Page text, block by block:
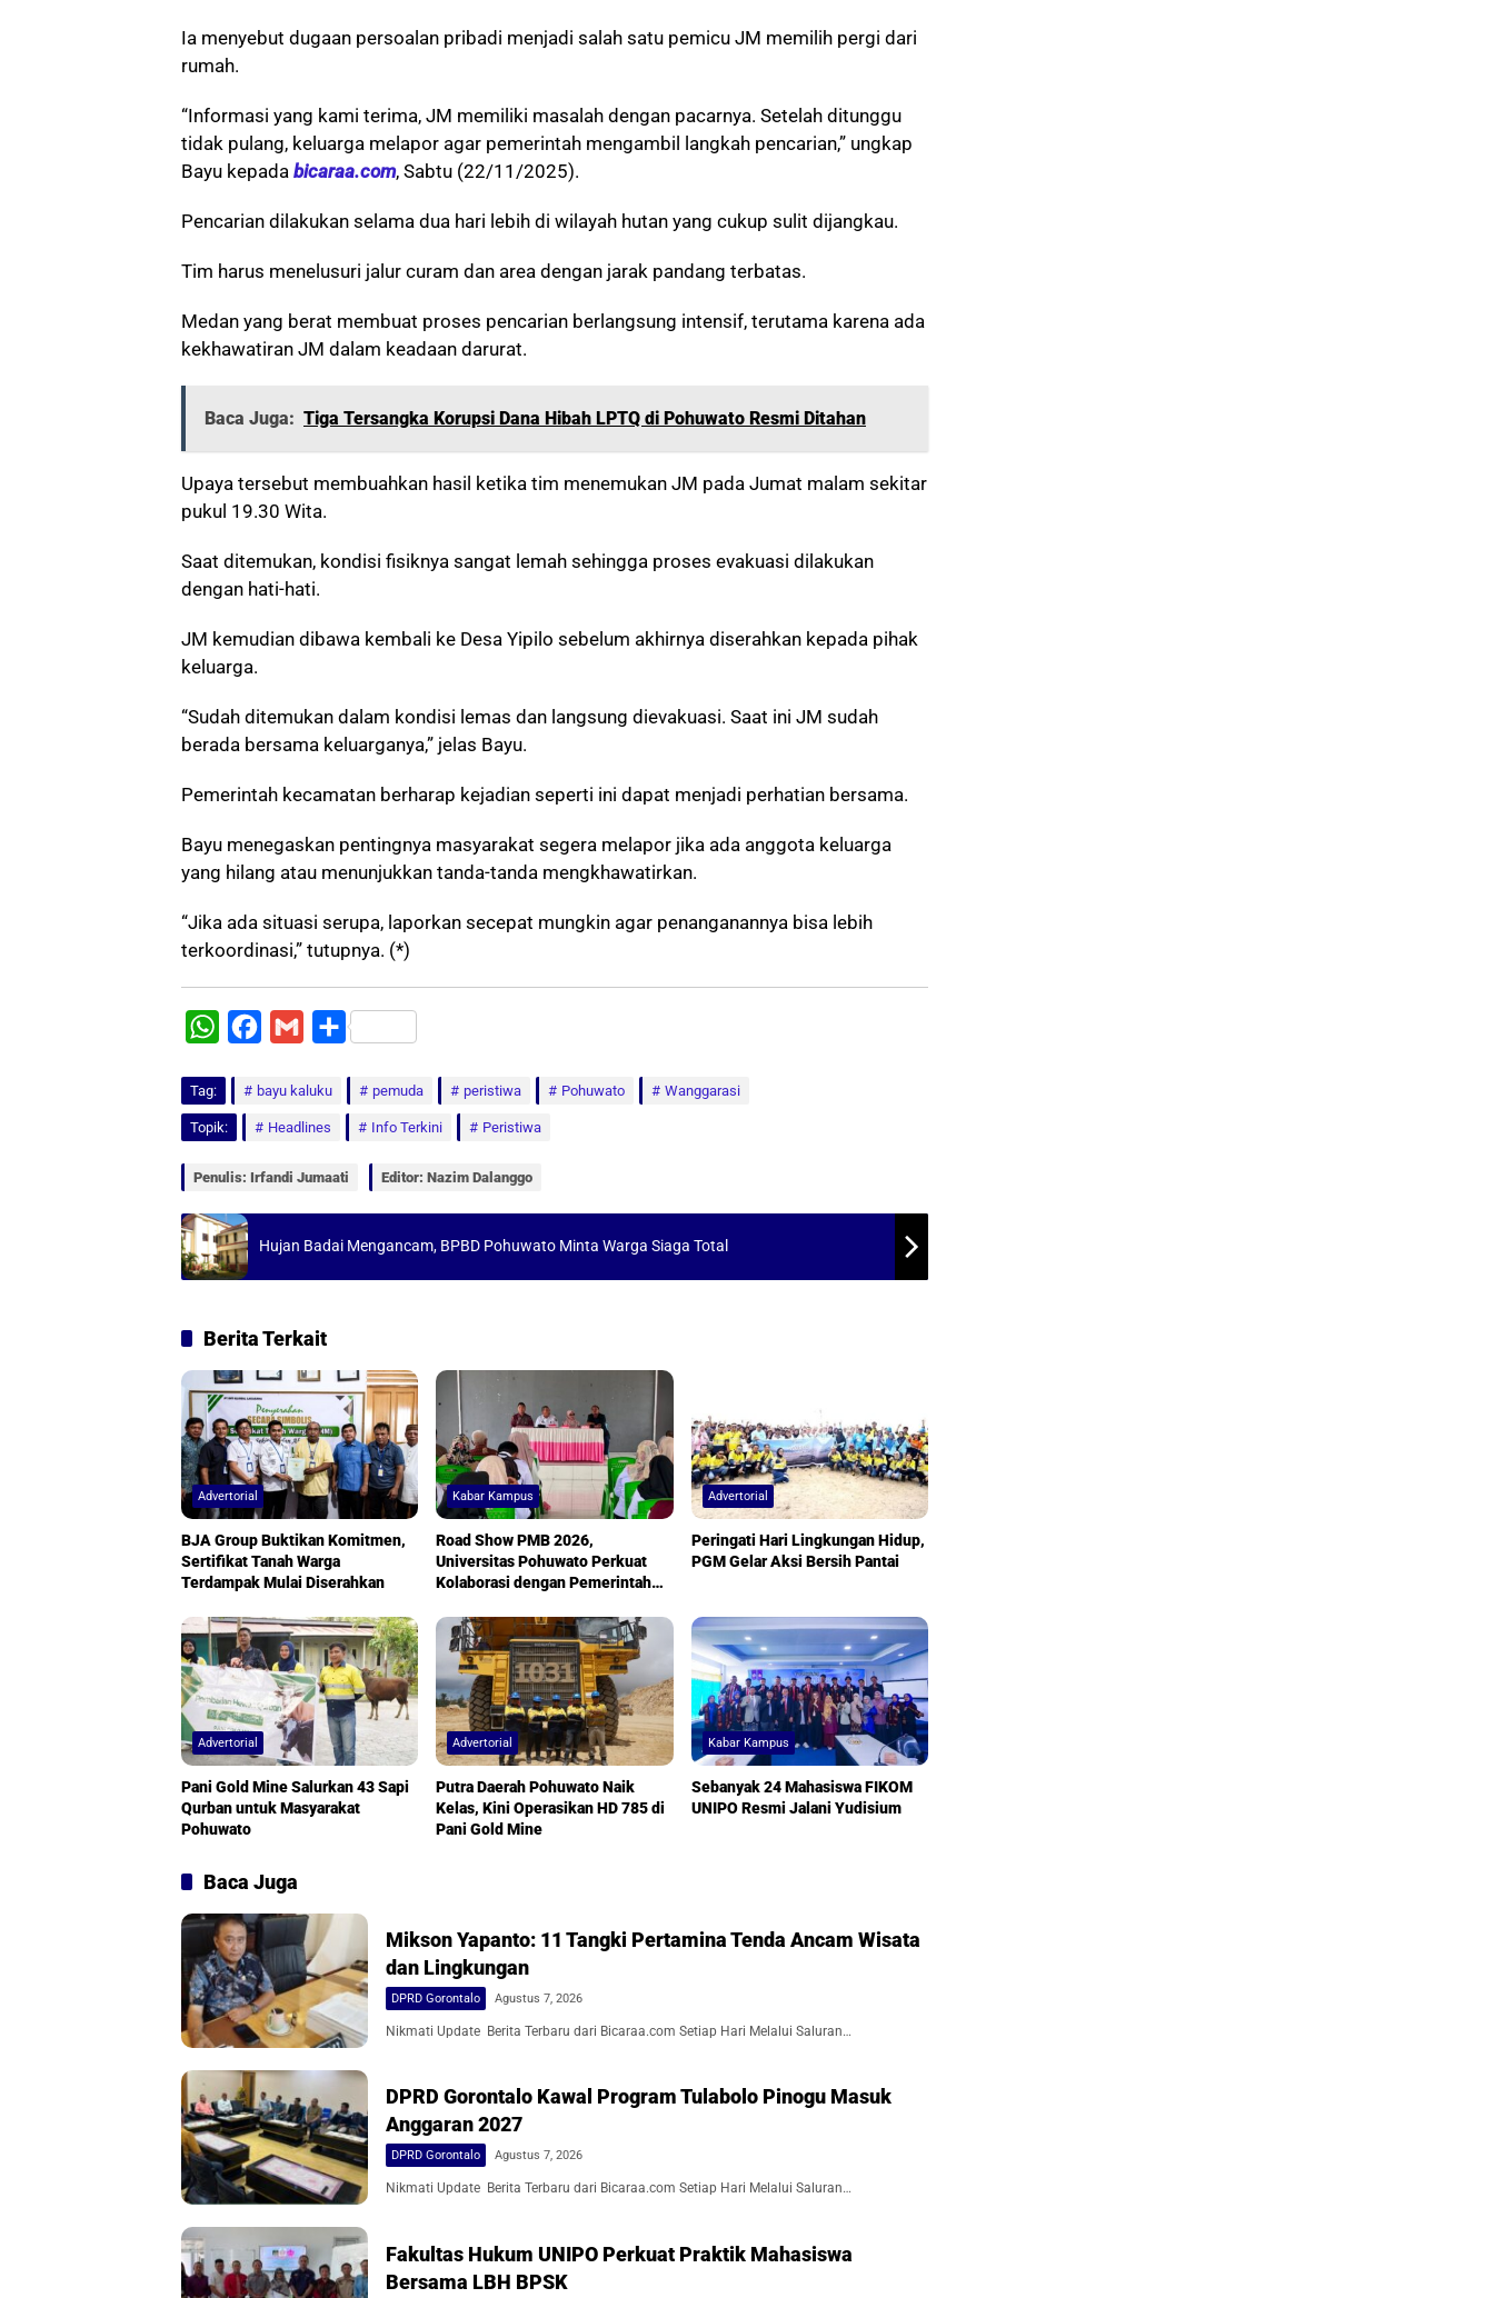
Ia menyebut dugaan persoalan pribadi menjadi salah satu pemicu JM memilih pergi dari
rumah.
“Informasi yang kami terima, JM memiliki masalah dengan pacarnya. Setelah ditunggu
tidak pulang, keluarga melapor agar pemerintah mengambil langkah pencarian,” ungkap
Bayu kepada bicaraa.com, Sabtu (22/11/2025).
Pencarian dilakukan selama dua hari lebih di wilayah hutan yang cukup sulit dijangkau.
Tim harus menelusuri jalur curam dan area dengan jarak pandang terbatas.
Medan yang berat membuat proses pencarian berlangsung intensif, terutama karena ada
kekhawatiran JM dalam keadaan darurat.
Baca Juga: Tiga Tersangka Korupsi Dana Hibah LPTQ di Pohuwato Resmi Ditahan
Upaya tersebut membuahkan hasil ketika tim menemukan JM pada Jumat malam sekitar
pukul 19.30 Wita.
Saat ditemukan, kondisi fisiknya sangat lemah sehingga proses evakuasi dilakukan
dengan hati-hati.
JM kemudian dibawa kembali ke Desa Yipilo sebelum akhirnya diserahkan kepada pihak
keluarga.
“Sudah ditemukan dalam kondisi lemas dan langsung dievakuasi. Saat ini JM sudah
berada bersama keluarganya,” jelas Bayu.
Pemerintah kecamatan berharap kejadian seperti ini dapat menjadi perhatian bersama.
Bayu menegaskan pentingnya masyarakat segera melapor jika ada anggota keluarga
yang hilang atau menunjukkan tanda-tanda mengkhawatirkan.
“Jika ada situasi serupa, laporkan secepat mungkin agar penanganannya bisa lebih
terkoordinasi,” tutupnya. (*)
W
t
p
p
c
e
a
i
S
Tag: bayu kaluku pemuda peristiwa Pohuwato Wanggarasi
Topik: Headlines Info Terkini Peristiwa
Penulis: Irfandi Jumaati Editor: Nazim Dalanggo
Hujan Badai Mengancam, BPBD Pohuwato Minta Warga Siaga Total
Berita Terkait
Advertorial
BJA Group Buktikan Komitmen,
Sertifikat Tanah Warga
Terdampak Mulai Diserahkan
Kabar Kampus
Road Show PMB 2026,
Universitas Pohuwato Perkuat
Kolaborasi dengan Pemerintah
Advertorial
Peringati Hari Lingkungan Hidup,
PGM Gelar Aksi Bersih Pantai
Advertorial
Pani Gold Mine Salurkan 43 Sapi
Qurban untuk Masyarakat
Pohuwato
Advertorial
Putra Daerah Pohuwato Naik
Kelas, Kini Operasikan HD 785 di
Pani Gold Mine
Kabar Kampus
Sebanyak 24 Mahasiswa FIKOM
UNIPO Resmi Jalani Yudisium
Baca Juga
Mikson Yapanto: 11 Tangki Pertamina Tenda Ancam Wisata
dan Lingkungan
DPRD Gorontalo Agustus 7, 2026
Nikmati Update Berita Terbaru dari Bicaraa.com Setiap Hari Melalui Saluran…
DPRD Gorontalo Kawal Program Tulabolo Pinogu Masuk
Anggaran 2027
DPRD Gorontalo Agustus 7, 2026
Nikmati Update Berita Terbaru dari Bicaraa.com Setiap Hari Melalui Saluran…
Fakultas Hukum UNIPO Perkuat Praktik Mahasiswa
Bersama LBH BPSK